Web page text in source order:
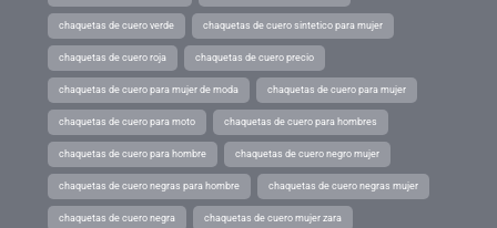
chaquetas de cuero verde chaquetas de cuero sintetico para mujer
chaquetas de cuero roja chaquetas de cuero precio
chaquetas de cuero para mujer de moda chaquetas de cuero para mujer
chaquetas de cuero para moto chaquetas de cuero para hombres
chaquetas de cuero para hombre chaquetas de cuero negro mujer
chaquetas de cuero negras para hombre chaquetas de cuero negras mujer
chaquetas de cuero negra chaquetas de cuero mujer zara